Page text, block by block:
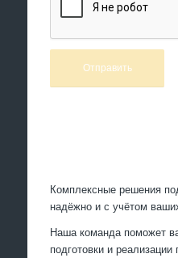
Комплексные решения
надёжно и с учётом
Наша команда поможет
подготовки и реализации